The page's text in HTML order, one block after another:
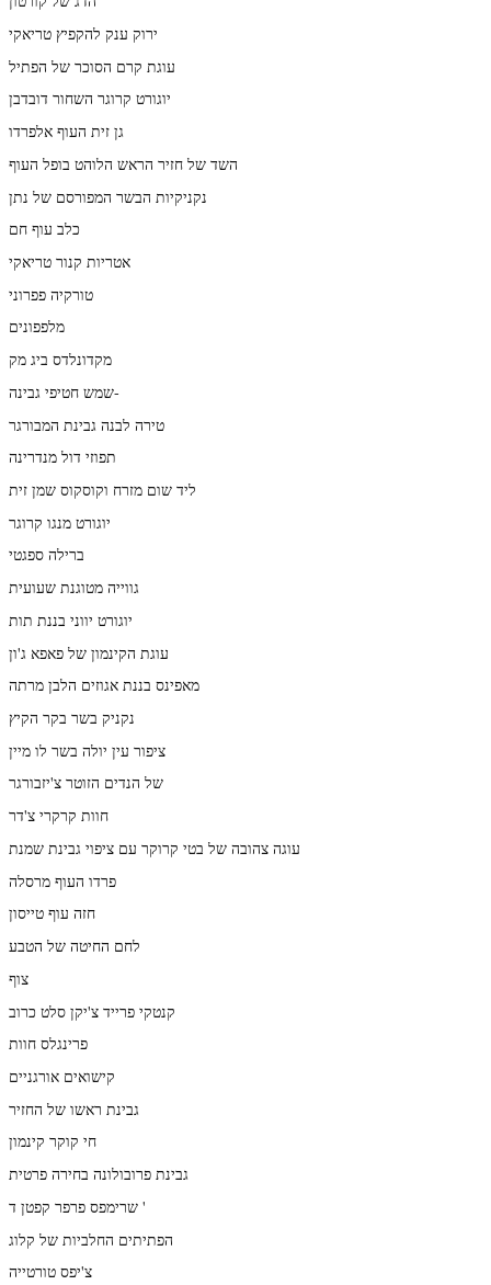
ירוק ענק להקפיץ טריאקי
עוגת קרם הסוכר של הפתיל
יוגורט קרוגר השחור דובדבן
גן זית העוף אלפרדו
השד של חזיר הראש הלוהט בופל העוף
נקניקיות הבשר המפורסם של נתן
כלב עוף חם
אטריות קנור טריאקי
טורקיה פפרוני
מלפפונים
מקדונלדס ביג מק
שמש חטיפי גבינה-
טירה לבנה גבינת המבורגר
תפוזי דול מנדרינה
ליד שום מזרח וקוסקוס שמן זית
יוגורט מנגו קרוגר
ברילה ספגטי
גווייה מטוגנת שעועית
יוגורט יווני בננת תות
עוגת הקינמון של פאפא ג'ון
מאפינס בננת אגוזים הלבן מרתה
נקניק בשר בקר הקיץ
ציפור עין יולה בשר לו מיין
של הנדים הזוטר צ'יזבורגר
חוות קרקרי צ'דר
עוגה צהובה של בטי קרוקר עם ציפוי גבינת שמנת
פרדו העוף מרסלה
חזה עוף טייסון
לחם החיטה של הטבע
צוף
קנטקי פרייד צ'יקן סלט כרוב
פרינגלס חוות
קישואים אורגניים
גבינת ראשו של החזיר
חי קוקר קינמון
גבינת פרובולונה בחירה פרטית
שרימפס פרפר קפטן ד '
הפתיתים החלביות של קלוג
צ'יפס טורטייה